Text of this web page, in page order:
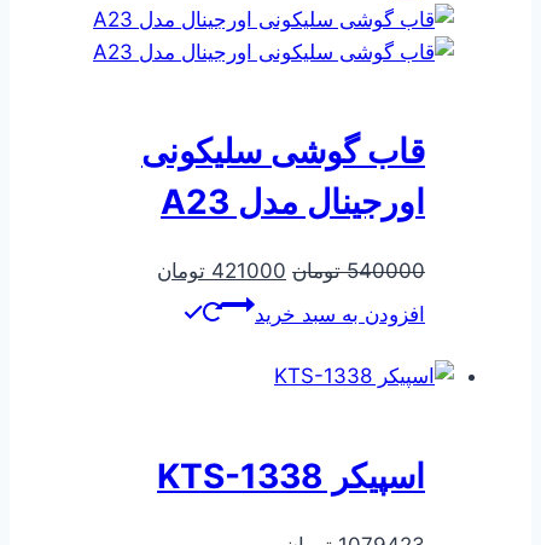
قاب گوشی سلیکونی
اورجینال مدل A23
540000 تومان قیمت
اصلی
بود.
421000 تومان
افزودن به سبد خرید
اسپیکر KTS-1338